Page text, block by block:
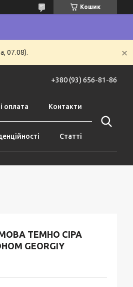
Кошик
07.08).
+380 (93) 656-81-86
оплата Контакти
Статті
ТЕМНО СІРА
GEORGIY